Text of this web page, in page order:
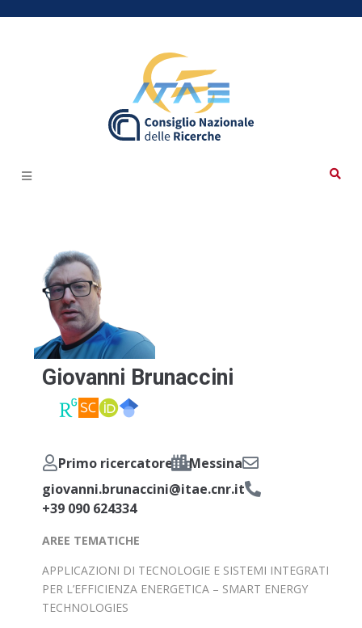
Giovanni Brunaccini
Primo ricercatore
Messina
giovanni.brunaccini@itae.cnr.it
+39 090 624334
AREE TEMATICHE
APPLICAZIONI DI TECNOLOGIE E SISTEMI INTEGRATI
PER L’EFFICIENZA ENERGETICA – SMART ENERGY
TECHNOLOGIES